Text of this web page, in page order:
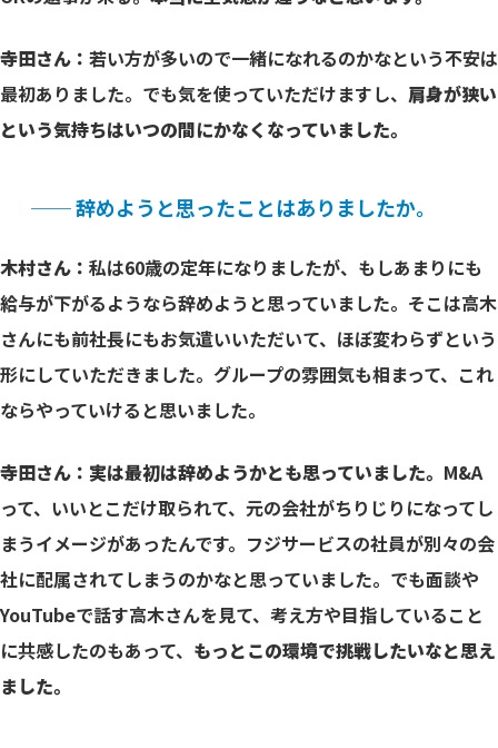
寺田さん： 若い方が多いので一緒になれるのかなという不安は
最初ありました。でも気を使っていただけますし、 肩身が狭い
という気持ちはいつの間にかなくなっていました。
── 辞めようと思ったことはありましたか。
木村さん： 私は60歳の定年になりましたが、もしあまりにも
給与が下がるようなら辞めようと思っていました。そこは高木
さんにも前社長にもお気遣いいただいて、ほぼ変わらずという
形にしていただきました。グループの雰囲気も相まって、これ
ならやっていけると思いました。
寺田さん：実は最初は辞めようかとも思っていました。 M&A
って、いいとこだけ取られて、元の会社がちりじりになってし
まうイメージがあったんです。フジサービスの社員が別々の会
社に配属されてしまうのかなと思っていました。でも面談や
YouTubeで話す高木さんを見て、考え方や目指していること
に共感したのもあって、 もっとこの環境で挑戦したいなと思え
ました。